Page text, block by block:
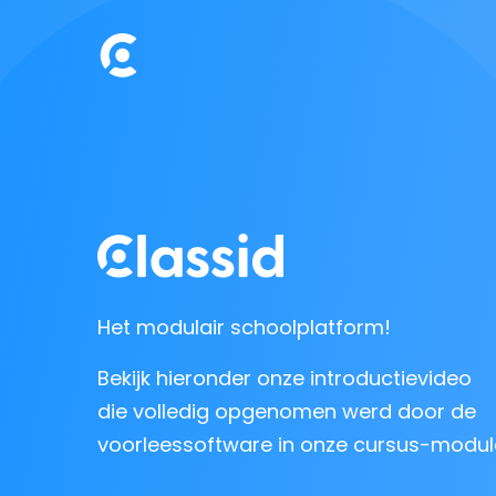
Het modulair schoolplatform!
Bekijk hieronder onze introductievideo
die volledig opgenomen werd door de
voorleessoftware in onze cursus-